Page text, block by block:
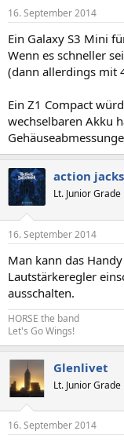
16. September 2014
Ein Galaxy S3 Mini
Wenn es schneller
(dann allerdings mit
Ein Z1 Compact
wechselbaren Akku
action
Lt. Junior Grade
16. September 2014
Man kann das
Lautstärkeregler
ausschalten.
HORSE the band
Let's Go Wings!
Glenlivet
Lt. Junior Grade
16. September 2014